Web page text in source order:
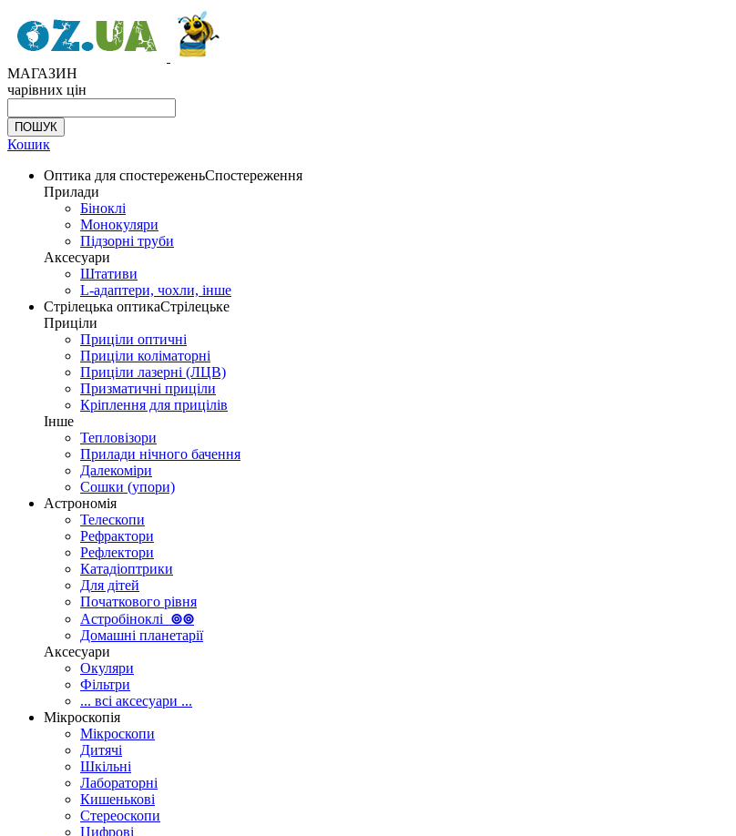
МАГАЗИН
чарівних цін
Кошик
Оптика для спостереженьСпостереження
Прилади
Біноклі
Монокуляри
Підзорні труби
Аксесуари
Штативи
L-адаптери, чохли, інше
Стрілецька оптикаСтрілецьке
Приціли
Приціли оптичні
Приціли коліматорні
Приціли лазерні (ЛЦВ)
Призматичні приціли
Кріплення для прицілів
Інше
Тепловізори
Прилади нічного бачення
Далекоміри
Сошки (упори)
Астрономія
Телескопи
Рефрактори
Рефлектори
Катадіоптрики
Для дітей
Початкового рівня
Астробіноклі ⊚⊚
Домашні планетарії
Аксесуари
Окуляри
Фільтри
... всі аксесуари ...
Мікроскопія
Мікроскопи
Дитячі
Шкільні
Лабораторні
Кишенькові
Стереоскопи
Цифрові